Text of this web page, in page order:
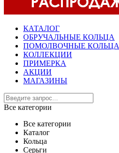
КАТАЛОГ
ОБРУЧАЛЬНЫЕ КОЛЬЦА
ПОМОЛВОЧНЫЕ КОЛЬЦА
КОЛЛЕКЦИИ
ПРИМЕРКА
АКЦИИ
МАГАЗИНЫ
Все категории
Все категории
Каталог
Кольца
Серьги